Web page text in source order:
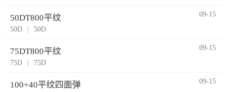
50DT800平纹
09-15
50D
50D
75DT800平纹
09-15
75D
75D
100+40平纹四面弹
09-15